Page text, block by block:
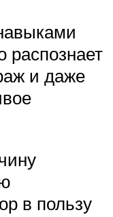
распознает
и даже
в пользу